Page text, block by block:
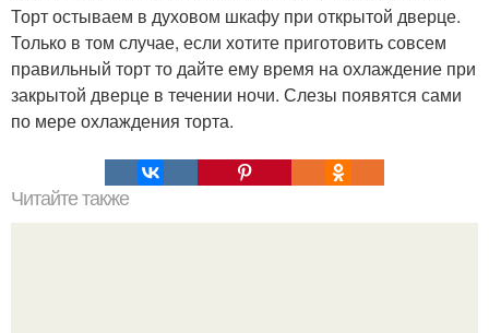
Торт остываем в духовом шкафу при открытой дверце.
Только в том случае, если хотите приготовить совсем
правильный торт то дайте ему время на охлаждение при
закрытой дверце в течении ночи. Слезы появятся сами
по мере охлаждения торта.
Читайте также